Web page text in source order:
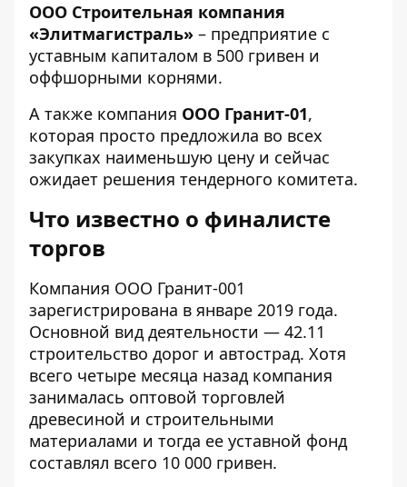
ООО Строительная компания
«Элитмагистраль» – предприятие с
уставным капиталом в 500 гривен и
оффшорными корнями.
А также компания ООО Гранит-01,
которая просто предложила во всех
закупках наименьшую цену и сейчас
ожидает решения тендерного комитета.
Что известно о финалисте
торгов
Компания ООО Гранит-001
зарегистрирована в январе 2019 года.
Основной вид деятельности — 42.11
строительство дорог и автострад. Хотя
всего четыре месяца назад компания
занималась оптовой торговлей
древесиной и строительными
материалами и тогда ее уставной фонд
составлял всего 10 000 гривен.